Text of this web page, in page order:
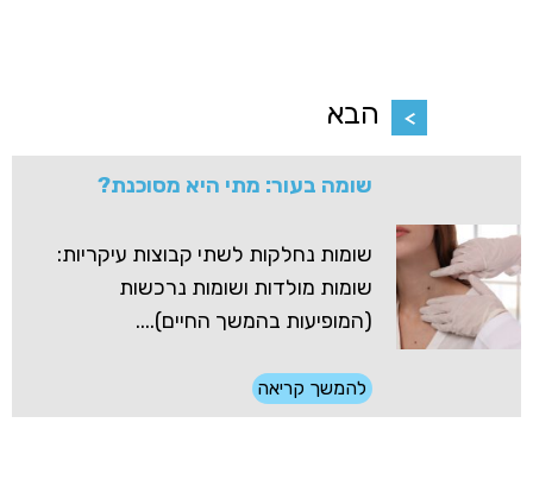
הבא
שומה בעור: מתי היא מסוכנת?
שומות נחלקות לשתי קבוצות עיקריות:
שומות מולדות ושומות נרכשות
(המופיעות בהמשך החיים)....
להמשך קריאה